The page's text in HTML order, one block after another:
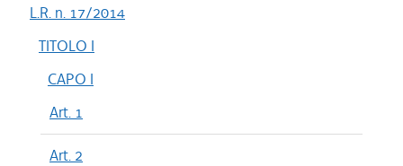
L.R. n. 17/2014
TITOLO I
CAPO I
Art. 1
Art. 2